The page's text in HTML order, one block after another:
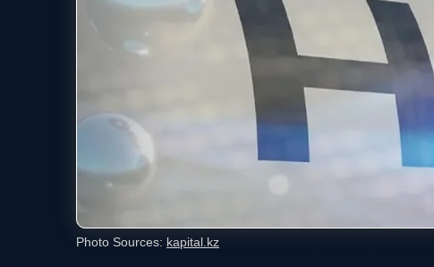
Photo Sources: kapital.kz